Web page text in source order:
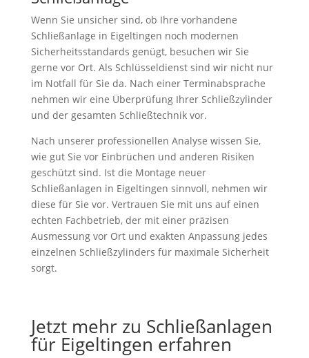
Wenn Sie unsicher sind, ob Ihre vorhandene
Schließanlage in Eigeltingen noch modernen
Sicherheitsstandards genügt, besuchen wir Sie
gerne vor Ort. Als Schlüsseldienst sind wir nicht nur
im Notfall für Sie da. Nach einer Terminabsprache
nehmen wir eine Überprüfung Ihrer Schließzylinder
und der gesamten Schließtechnik vor.
Nach unserer professionellen Analyse wissen Sie,
wie gut Sie vor Einbrüchen und anderen Risiken
geschützt sind. Ist die Montage neuer
Schließanlagen in Eigeltingen sinnvoll, nehmen wir
diese für Sie vor. Vertrauen Sie mit uns auf einen
echten Fachbetrieb, der mit einer präzisen
Ausmessung vor Ort und exakten Anpassung jedes
einzelnen Schließzylinders für maximale Sicherheit
sorgt.
Jetzt mehr zu Schließanlagen
für Eigeltingen erfahren